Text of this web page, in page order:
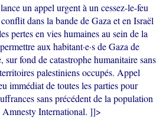
un appel urgent à un cessez-le-feu
dans la bande de Gaza et en Israël
pertes en vies humaines au sein de la
aux habitant·e·s de Gaza de
sur fond de catastrophe humanitaire sans
palestiniens occupés. Appel
immédiat de toutes les parties pour
sans précédent de la population
International. ]]>